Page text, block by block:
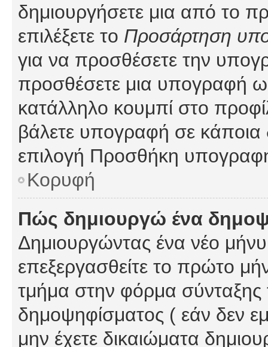
δημιουργήσετε μια από το
επιλέξετε το Προσάρτηση
για να προσθέσετε την
προσθέσετε μια υπογραφή
κατάλληλο κουμπί στο
βάλετε υπογραφή σε κάποια
επιλογή Προσθήκη
Κορυφή
Πώς δημιουργώ ένα
Δημιουργώντας ένα νέο
επεξεργασθείτε το πρώτο
τμήμα στην φόρμα σύνταξης
δημοψηφίσματος ( εάν δεν
μην έχετε δικαιώματα